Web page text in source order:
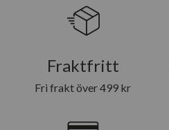
Fraktfritt
Fri frakt över 499 kr